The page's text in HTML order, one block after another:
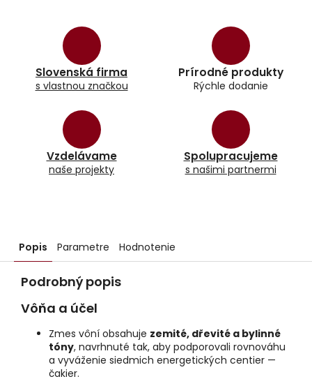
Slovenská firma
s vlastnou značkou
Prírodné produkty
Rýchle dodanie
Vzdelávame
naše projekty
Spolupracujeme
s našimi partnermi
Popis Parametre Hodnotenie
Podrobný popis
Vôňa a účel
Zmes vôní obsahuje zemité, dřevité a bylinné
tóny, navrhnuté tak, aby podporovali rovnováhu
a vyváženie siedmich energetických centier —
čakier.